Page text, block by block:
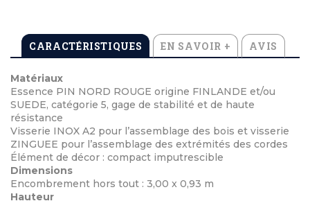
CARACTÉRISTIQUES EN SAVOIR + AVIS
Matériaux
Essence PIN NORD ROUGE origine FINLANDE et/ou
SUEDE, catégorie 5, gage de stabilité et de haute
résistance
Visserie INOX A2 pour l’assemblage des bois et visserie
ZINGUEE pour l’assemblage des extrémités des cordes
Élément de décor : compact imputrescible
Dimensions
Encombrement hors tout : 3,00 x 0,93 m
Hauteur